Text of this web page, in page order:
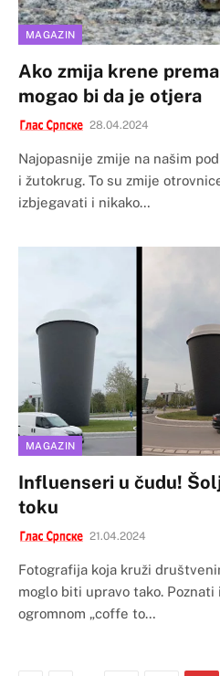
MAGAZIN
Ako zmija krene
mogao bi da je otjera
28.04.2024
Najopasnije zmije na našim
i žutokrug. To su zmije
izbjegavati i nikako…
MAGAZIN
Influenseri u čudu!
toku
21.04.2024
Fotografija koja kruži
moglo biti upravo tako.
ogromnom „coffe to…